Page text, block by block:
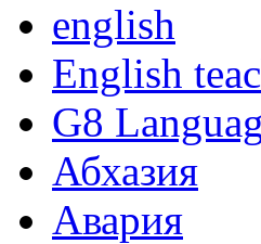
english
English
G8
Абхазия
Авария